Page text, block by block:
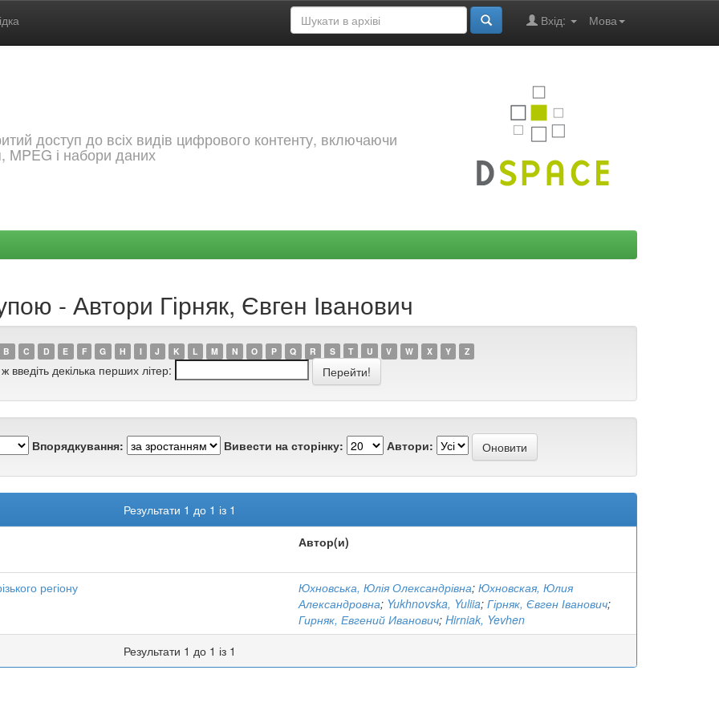
Мова
Вхід:
доступ до всіх видів цифрового контенту, включаючи
MPEG і набори даних
- Автори Гірняк, Євген Іванович
B C D E F G H I J K L M N O P Q R S T U V W X Y Z
введіть декілька перших літер:
Впорядкування: Вивести на сторінку: Автори:
Результати 1 до 1 із 1
Автор(и)
регіону Юхновська, Юлія Олександрівна; Юхновская, Юлия
Александровна; Yukhnovska, Yuliia; Гірняк, Євген Іванович;
Гирняк, Евгений Иванович; Hirniak, Yevhen
Результати 1 до 1 із 1